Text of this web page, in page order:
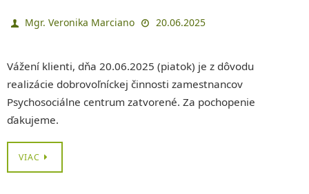
Mgr. Veronika Marciano 20.06.2025
Vážení klienti, dňa 20.06.2025 (piatok) je z dôvodu
realizácie dobrovoľníckej činnosti zamestnancov
Psychosociálne centrum zatvorené. Za pochopenie
ďakujeme.
VIAC